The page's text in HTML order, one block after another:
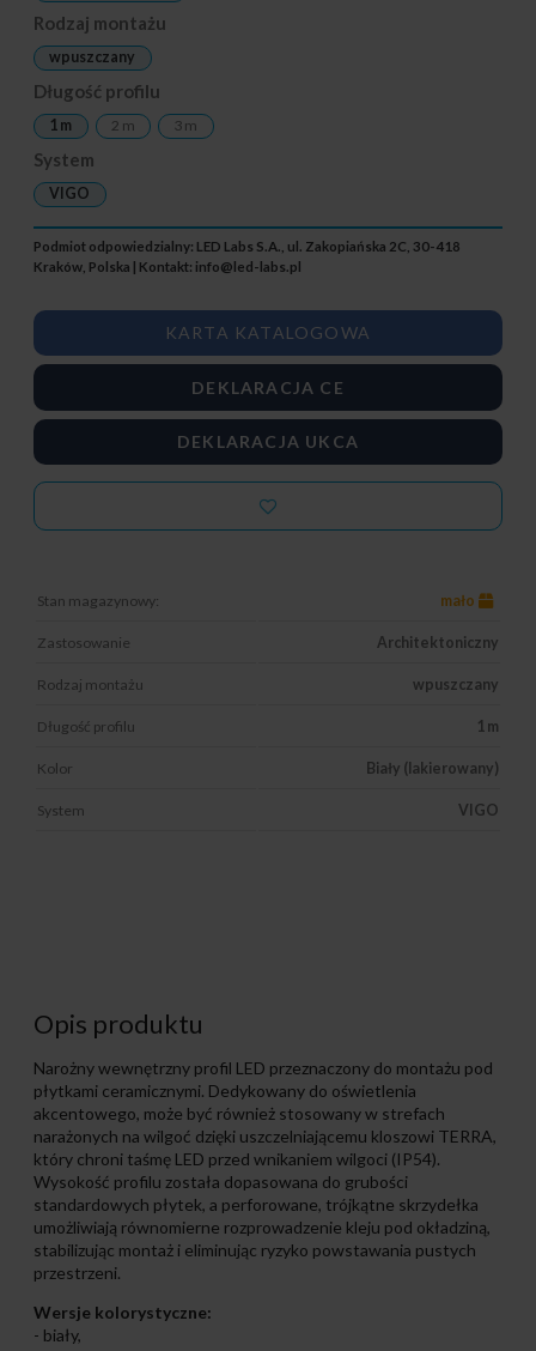
Stan magazynowy: mało
Zastosowanie Architektoniczny
Rodzaj montażu wpuszczany
Długość profilu 1 m
Kolor Biały (lakierowany)
System VIGO
KARTA KATALOGOWA
DEKLARACJA CE
DEKLARACJA UKCA
Rodzaj montażu
wpuszczany
Długość profilu
1 m 2 m 3 m
System
VIGO
Podmiot odpowiedzialny: LED Labs S.A., ul. Zakopiańska 2C, 30-418
Kraków, Polska | Kontakt: info@led-labs.pl
Opis produktu
Narożny wewnętrzny profil LED przeznaczony do montażu pod
płytkami ceramicznymi. Dedykowany do oświetlenia
akcentowego, może być również stosowany w strefach
narażonych na wilgoć dzięki uszczelniającemu kloszowi TERRA,
który chroni taśmę LED przed wnikaniem wilgoci (IP54).
Wysokość profilu została dopasowana do grubości
standardowych płytek, a perforowane, trójkątne skrzydełka
umożliwiają równomierne rozprowadzenie kleju pod okładziną,
stabilizując montaż i eliminując ryzyko powstawania pustych
przestrzeni.
Wersje kolorystyczne:
- biały,